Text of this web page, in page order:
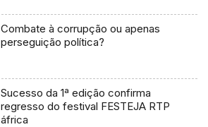
Combate à corrupção ou apenas
perseguição política?
Sucesso da 1ª edição confirma
regresso do festival FESTEJA RTP
áfrica